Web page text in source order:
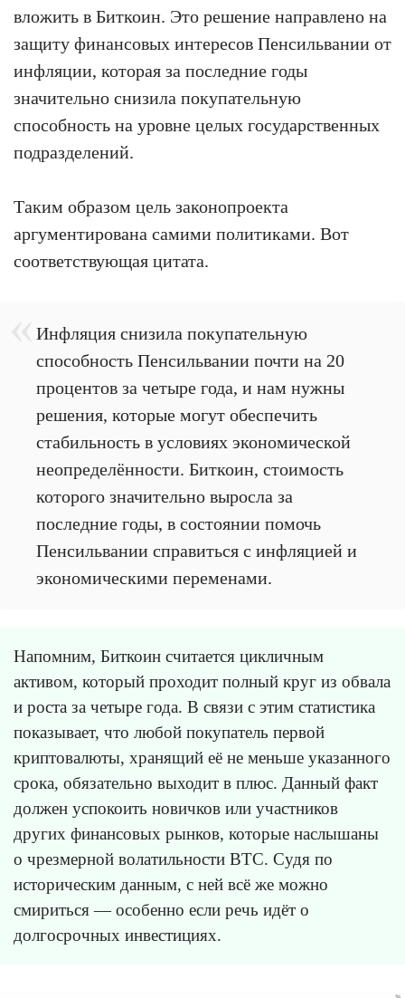
вложить в Биткоин. Это решение направлено на
защиту финансовых интересов Пенсильвании от
инфляции, которая за последние годы
значительно снизила покупательную
способность на уровне целых государственных
подразделений.
Таким образом цель законопроекта
аргументирована самими политиками. Вот
соответствующая цитата.
Инфляция снизила покупательную
способность Пенсильвании почти на 20
процентов за четыре года, и нам нужны
решения, которые могут обеспечить
стабильность в условиях экономической
неопределённости. Биткоин, стоимость
которого значительно выросла за
последние годы, в состоянии помочь
Пенсильвании справиться с инфляцией и
экономическими переменами.
Напомним, Биткоин считается цикличным
активом, который проходит полный круг из обвала
и роста за четыре года. В связи с этим статистика
показывает, что любой покупатель первой
криптовалюты, хранящий её не меньше указанного
срока, обязательно выходит в плюс. Данный факт
должен успокоить новичков или участников
других финансовых рынков, которые наслышаны
о чрезмерной волатильности BTC. Судя по
историческим данным, с ней всё же можно
смириться — особенно если речь идёт о
долгосрочных инвестициях.